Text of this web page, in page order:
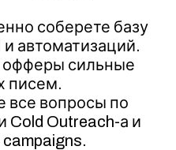
соберете базу
автоматизаций.
офферы сильные
писем.
все вопросы по
Cold Outreach-а и